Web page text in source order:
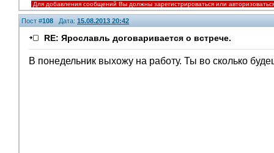
Для добавления сообщений Вы должны зарегистрироваться или
Пост #108 Дата: 15.08.2013 20:42
RE: Ярославль договаривается о встрече.
В понедельник выхожу на работу. Ты во сколько